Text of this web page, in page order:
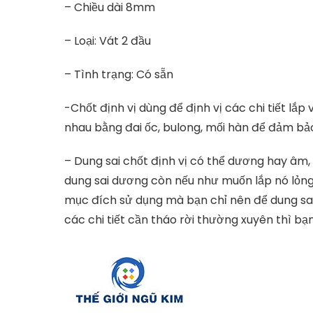
– Chiều dài 8mm
– Loại: Vát 2 đầu
– Tình trạng: Có sẵn
-Chốt định vị dùng để định vị các chi tiết lắp
nhau bằng đai ốc, bulong, mối hàn để đảm
– Dung sai chốt định vị có thể dương hay
dung sai dương còn nếu như muốn lắp nó
mục đích sử dụng mà bạn chỉ nên để dung
các chi tiết cần tháo rời thường xuyên thì